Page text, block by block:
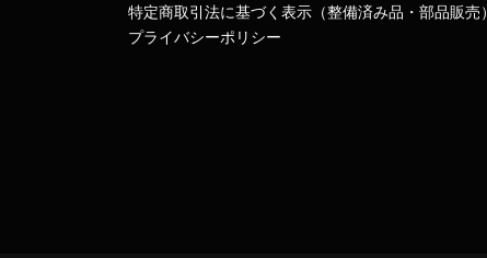
特定商取引法に基づく表示（整備済み品・部品販売）
プライバシーポリシー